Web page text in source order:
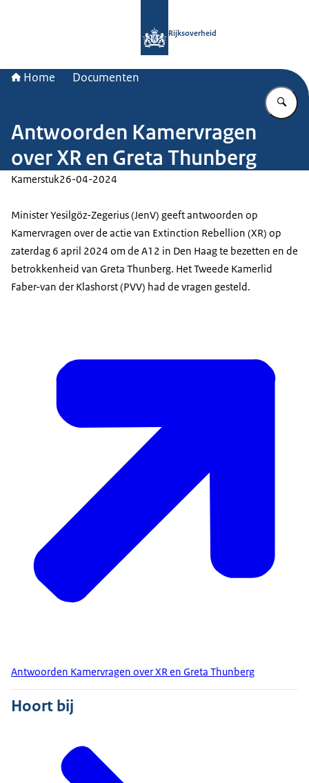
Rijksoverheid
Home Documenten
Antwoorden Kamervragen
over XR en Greta Thunberg
Kamerstuk26-04-2024
Minister Yesilgöz-Zegerius (JenV) geeft antwoorden op
Kamervragen over de actie van Extinction Rebellion (XR) op
zaterdag 6 april 2024 om de A12 in Den Haag te bezetten en de
betrokkenheid van Greta Thunberg. Het Tweede Kamerlid
Faber-van der Klashorst (PVV) had de vragen gesteld.
Antwoorden Kamervragen over XR en Greta Thunberg
Hoort bij